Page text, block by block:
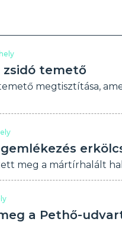
temető
megtisztítása,
meg a mártírhalált
a Pethő-